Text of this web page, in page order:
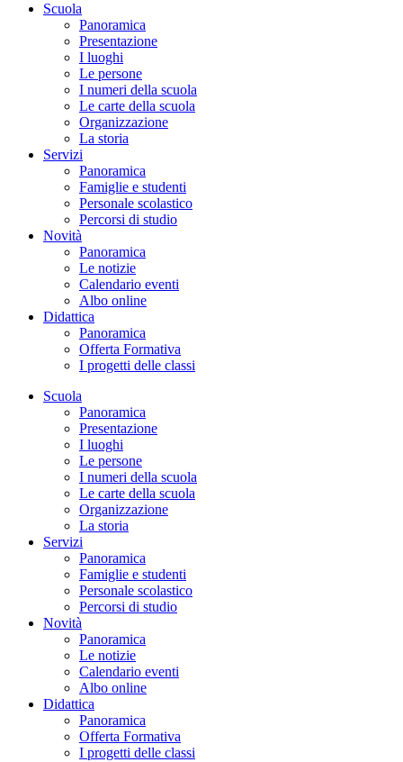
Scuola
Panoramica
Presentazione
I luoghi
Le persone
I numeri della scuola
Le carte della scuola
Organizzazione
La storia
Servizi
Panoramica
Famiglie e studenti
Personale scolastico
Percorsi di studio
Novità
Panoramica
Le notizie
Calendario eventi
Albo online
Didattica
Panoramica
Offerta Formativa
I progetti delle classi
Scuola
Panoramica
Presentazione
I luoghi
Le persone
I numeri della scuola
Le carte della scuola
Organizzazione
La storia
Servizi
Panoramica
Famiglie e studenti
Personale scolastico
Percorsi di studio
Novità
Panoramica
Le notizie
Calendario eventi
Albo online
Didattica
Panoramica
Offerta Formativa
I progetti delle classi